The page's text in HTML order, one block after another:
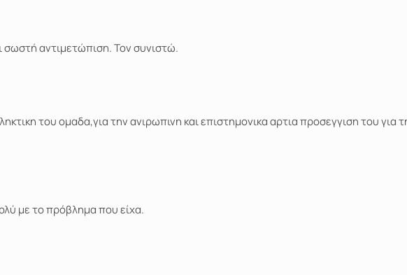
σωστή αντιμετώπιση. Τον συνιστώ.
του ομαδα,για την ανιρωπινη και επιστημονικα αρτια προσεγγιση του για
με το πρόβλημα που είχα.